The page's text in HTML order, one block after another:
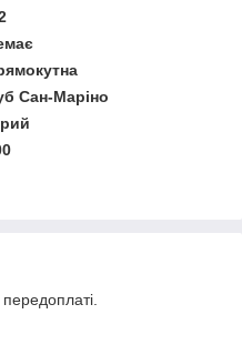
Сан-Маріно